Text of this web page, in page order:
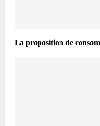
La proposition de